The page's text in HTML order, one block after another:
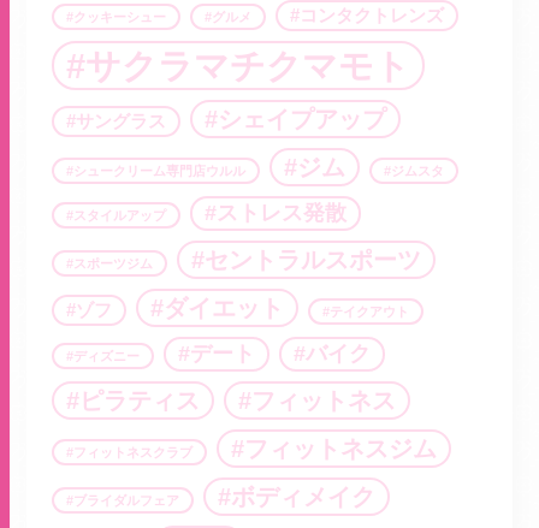
クッキーシュー グルメ コンタクトレンズ
サクラマチクマモト
サングラス シェイプアップ
シュークリーム専門店ウルル ジム ジムスタ
スタイルアップ ストレス発散
スポーツジム セントラルスポーツ
ゾフ ダイエット テイクアウト
ディズニー デート バイク
ピラティス フィットネス
フィットネスクラブ フィットネスジム
ブライダルフェア ボディメイク